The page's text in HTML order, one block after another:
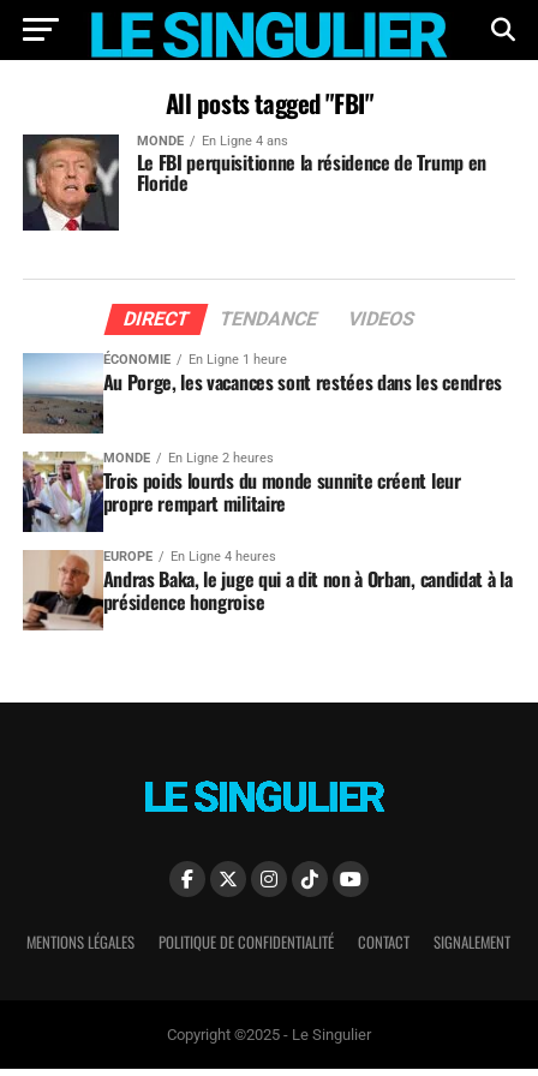
All posts tagged "FBI"
MONDE En Ligne 4 ans
Le FBI perquisitionne la résidence de Trump en
Floride
DIRECT TENDANCE VIDEOS
ÉCONOMIE En Ligne 1 heure
Au Porge, les vacances sont restées dans les cendres
MONDE En Ligne 2 heures
Trois poids lourds du monde sunnite créent leur
propre rempart militaire
EUROPE En Ligne 4 heures
Andras Baka, le juge qui a dit non à Orban, candidat à la
présidence hongroise
MENTIONS LÉGALES POLITIQUE DE CONFIDENTIALITÉ CONTACT SIGNALEMENT
Copyright ©2025 - Le Singulier